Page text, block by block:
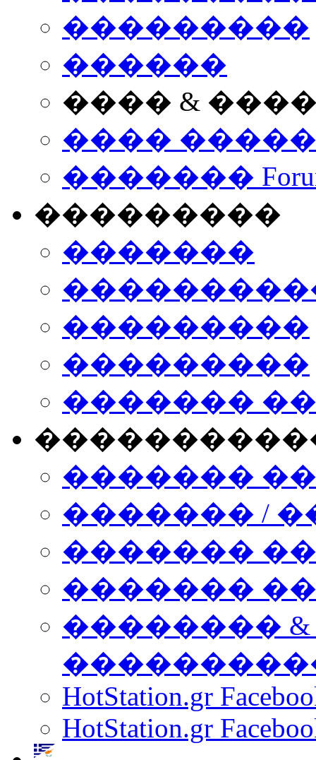
���������
������
���� &
����
�������
���������
�������
���������
���������
�������
�������
������� /
�������
������� ���
��������
HotStation.gr
HotStation.gr